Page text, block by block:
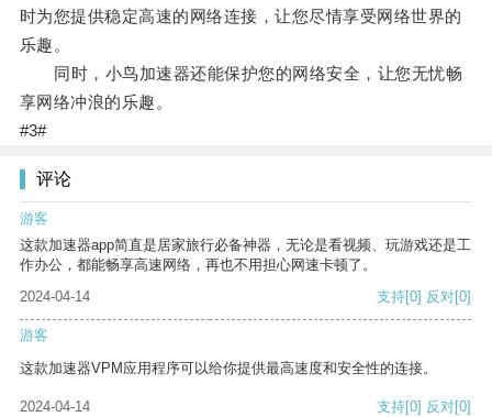
时为您提供稳定高速的网络连接，让您尽情享受网络世界的
乐趣。
同时，小鸟加速器还能保护您的网络安全，让您无忧畅
享网络冲浪的乐趣。
#3#
评论
游客
这款加速器app简直是居家旅行必备神器，无论是看视频、玩游戏还是工
作办公，都能畅享高速网络，再也不用担心网速卡顿了。
2024-04-14
支持[0] 反对[0]
游客
这款加速器VPM应用程序可以给你提供最高速度和安全性的连接。
2024-04-14 支持[0] 反对[0]